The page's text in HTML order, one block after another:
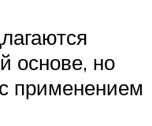
основе, но
применением